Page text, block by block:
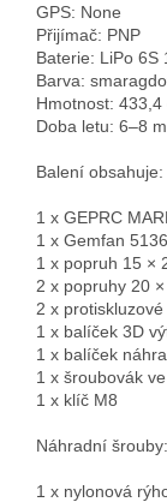
GPS: None
Přijímač: PNP
Baterie: LiPo 6S
Barva:
Hmotnost: 433,4
Doba letu: 6–8
Balení obsahuje:
1 x GEPRC
1 x Gemfan
1 x popruh 15 ×
2 x popruhy 20
2 x
1 x balíček 3D
1 x balíček
1 x šroubovák
1 x klíč M8
Náhradní šrouby:
1 x nylonová